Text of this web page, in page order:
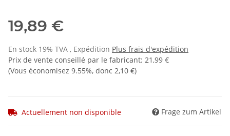
19,89 €
En stock 19% TVA , Expédition Plus frais d'expédition
Prix de vente conseillé par le fabricant: 21,99 €
(Vous économisez 9.55%, donc 2,10 €)
Actuellement non disponible Frage zum Artikel